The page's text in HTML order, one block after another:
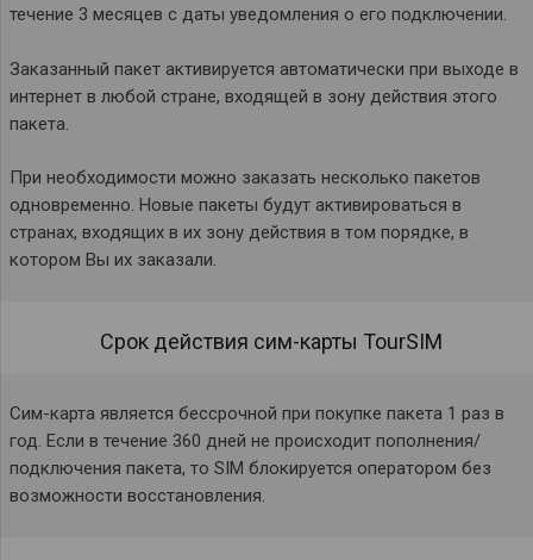
течение 3 месяцев с даты уведомления о его подключении.
Заказанный пакет активируется автоматически при выходе в
интернет в любой стране, входящей в зону действия этого
пакета.
При необходимости можно заказать несколько пакетов
одновременно. Новые пакеты будут активироваться в
странах, входящих в их зону действия в том порядке, в
котором Вы их заказали.
Срок действия сим-карты TourSIM
Сим-карта является бессрочной при покупке пакета 1 раз в
год. Если в течение 360 дней не происходит пополнения/
подключения пакета, то SIM блокируется оператором без
возможности восстановления.